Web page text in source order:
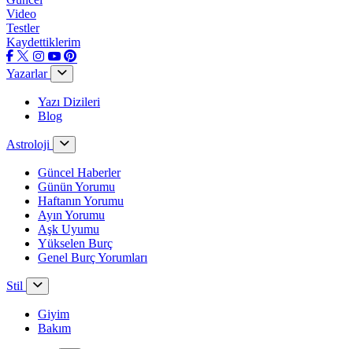
Video
Testler
Kaydettiklerim
Yazarlar
Yazı Dizileri
Blog
Astroloji
Güncel Haberler
Günün Yorumu
Haftanın Yorumu
Ayın Yorumu
Aşk Uyumu
Yükselen Burç
Genel Burç Yorumları
Stil
Giyim
Bakım